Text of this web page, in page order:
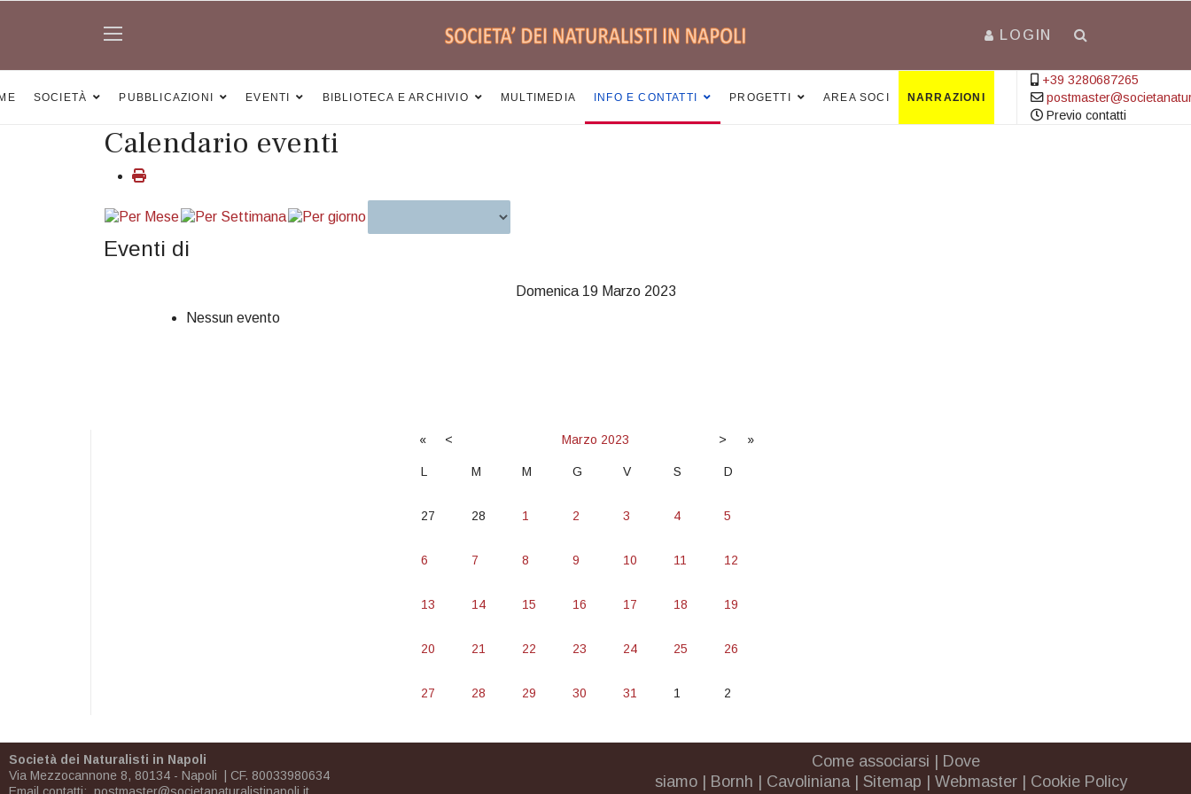
LOGIN
SOCIETÀ PUBBLICAZIONI EVENTI BIBLIOTECA E ARCHIVIO MULTIMEDIA INFO E CONTATTI PROGETTI AREA SOCI NARRAZIONI
+39 3280687265
Previo contatti
Calendario eventi
Eventi di
Domenica 19 Marzo 2023
Nessun evento
« < Marzo 2023 > »
L M M G V S D
27 28 1 2 3 4 5
6 7 8 9 10 11 12
13 14 15 16 17 18 19
20 21 22 23 24 25 26
27 28 29 30 31 1 2
Società dei Naturalisti in Napoli
Via Mezzocannone 8, 80134 - Napoli | CF. 80033980634
Come associarsi
Dove
siamo
Bornh Cavoliniana| Sitemap Webmaster Cookie Policy